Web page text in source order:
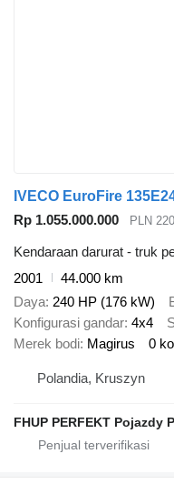
IVECO EuroFire
Rp 1.055.000.000
PLN
Kendaraan darurat - truk
2001
44.000 km
Daya 240 HP (176 kW)
Konfigurasi gandar 4x4
Merek bodi Magirus 0
Polandia, Kruszyn
FHUP PERFEKT Pojazdy